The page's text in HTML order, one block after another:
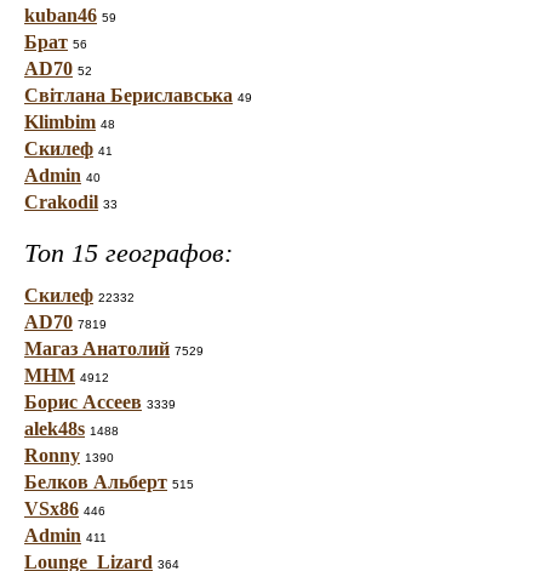
kuban46 59
Брат 56
AD70 52
Світлана Бериславська 49
Klimbim 48
Скилеф 41
Admin 40
Crakodil 33
Топ 15 географов:
Скилеф 22332
AD70 7819
Магаз Анатолий 7529
МНМ 4912
Борис Ассеев 3339
alek48s 1488
Ronny 1390
Белков Альберт 515
VSx86 446
Admin 411
Lounge_Lizard 364